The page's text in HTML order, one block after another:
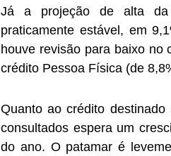
Já a projeção de alta da
praticamente estável, em
houve revisão para baixo no
crédito Pessoa Física (de
Quanto ao crédito
consultados espera um
do ano. O patamar é